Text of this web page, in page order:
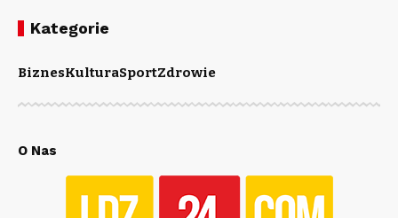
Kategorie
BiznesKulturaSportZdrowie
O Nas